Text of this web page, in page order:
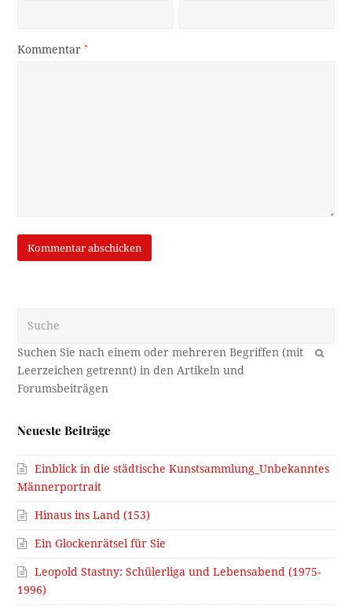
Kommentar*
OK
Neueste Beiträge
Einblick in die städtische Kunstsammlung_Unbekanntes
Männerportrait
Hinaus ins Land (153)
Ein Glockenrätsel für Sie
Leopold Stastny: Schülerliga und Lebensabend (1975-
1996)